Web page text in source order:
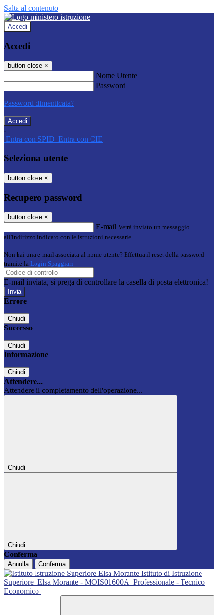
Salta al contenuto
Accedi
Accedi
button close ×
Nome Utente
Password
Password dimenticata?
-
Entra con SPID Entra con CIE
Seleziona utente
button close ×
Recupero password
button close ×
E-mail Verrà inviato un messaggio
all'indirizzo indicato con le istruzioni necessarie.
Non hai una e-mail associata al nome utente? Effettua il reset della password
tramite la Login Spaggiari
E-mail inviata, si prega di controllare la casella di posta elettronica!
Errore
Chiudi
Successo
Chiudi
Informazione
Chiudi
Attendere...
Attendere il completamento dell'operazione...
Chiudi
Chiudi
Conferma
Annulla Conferma
Istituto di Istruzione
Superiore Elsa Morante - MOIS01600A Professionale - Tecnico
Economico